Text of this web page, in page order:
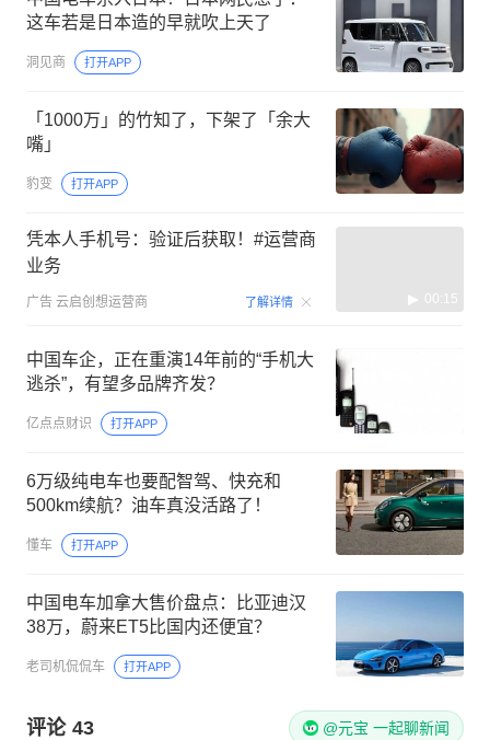
这车若是日本造的早就吹上天了
洞见商 打开APP
「1000万」的竹知了，下架了「余大
嘴」
豹变 打开APP
凭本人手机号：验证后获取！#运营商
业务
广告 云启创想运营商 了解详情 00:15
中国车企，正在重演14年前的“手机大
逃杀”，有望多品牌齐发？
亿点点财识 打开APP
6万级纯电车也要配智驾、快充和
500km续航？油车真没活路了！
懂车 打开APP
中国电车加拿大售价盘点：比亚迪汉
38万，蔚来ET5比国内还便宜？
老司机侃侃车 打开APP
评论 43 @元宝 一起聊新闻